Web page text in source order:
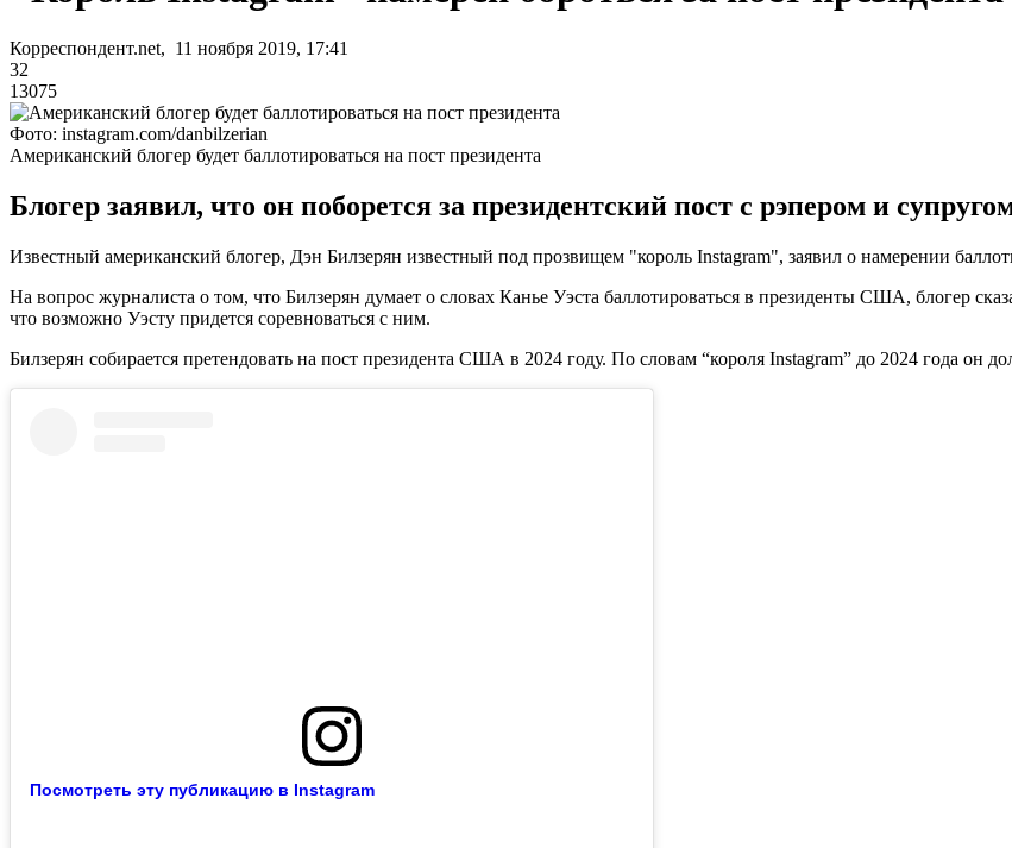
Корреспондент.net, 11 ноября 2019, 17:41
32
13075
Фото: instagram.com/danbilzerian
Американский блогер будет баллотироваться на пост президента
Блогер заявил, что он поборется за президентский пост с рэпером и
Известный американский блогер, Дэн Билзерян известный под прозвищем "король Instagram", заявил о намерении
На вопрос журналиста о том, что Билзерян думает о словах Канье Уэста баллотироваться в президенты США, блогер
что возможно Уэсту придется соревноваться с ним.
Билзерян собирается претендовать на пост президента США в 2024 году. По словам “короля Instagram” до 2024 года он
Посмотреть эту публикацию в Instagram